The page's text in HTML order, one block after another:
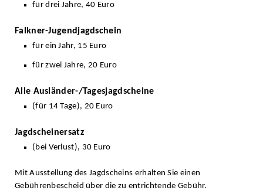
für drei Jahre, 40 Euro
Falkner-Jugendjagdschein
für ein Jahr, 15 Euro
für zwei Jahre, 20 Euro
Alle Ausländer-/Tagesjagdscheine
(für 14 Tage), 20 Euro
Jagdscheinersatz
(bei Verlust), 30 Euro
Mit Ausstellung des Jagdscheins erhalten Sie einen
Gebührenbescheid über die zu entrichtende Gebühr.